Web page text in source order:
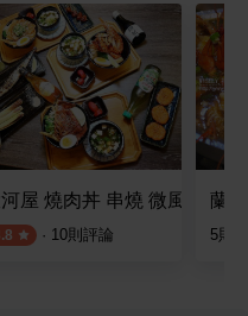
屋 燒肉丼 串燒 微風北車店
· 10則評論
蘭
5則